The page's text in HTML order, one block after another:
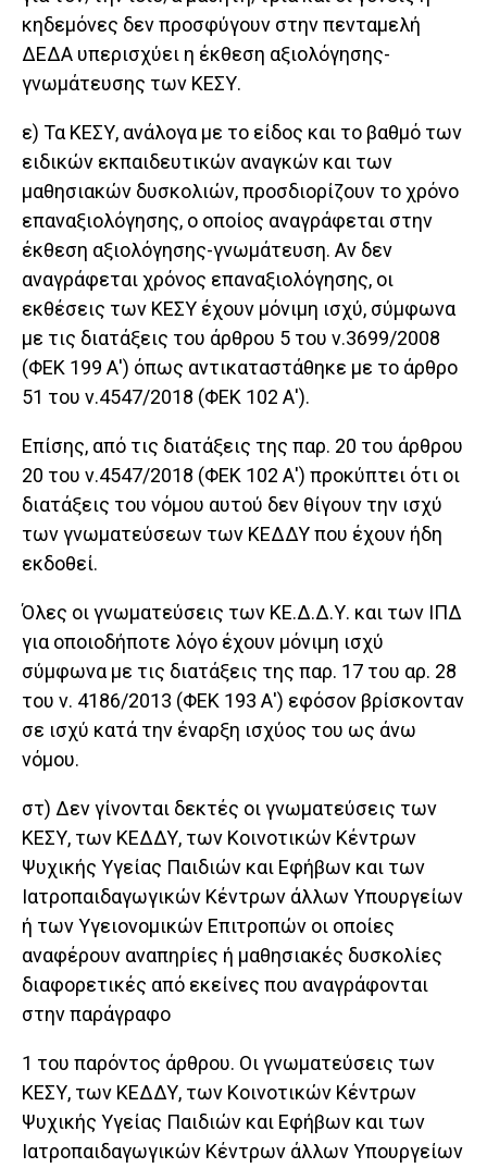
κηδεμόνες δεν προσφύγουν στην πενταμελή
ΔΕΔΑ υπερισχύει η έκθεση αξιολόγησης-
γνωμάτευσης των ΚΕΣΥ.
ε) Τα ΚΕΣΥ, ανάλογα με το είδος και το βαθμό των
ειδικών εκπαιδευτικών αναγκών και των
μαθησιακών δυσκολιών, προσδιορίζουν το χρόνο
επαναξιολόγησης, ο οποίος αναγράφεται στην
έκθεση αξιολόγησης-γνωμάτευση. Αν δεν
αναγράφεται χρόνος επαναξιολόγησης, οι
εκθέσεις των ΚΕΣΥ έχουν μόνιμη ισχύ, σύμφωνα
με τις διατάξεις του άρθρου 5 του ν.3699/2008
(ΦΕΚ 199 Α') όπως αντικαταστάθηκε με το άρθρο
51 του ν.4547/2018 (ΦΕΚ 102 Α').
Επίσης, από τις διατάξεις της παρ. 20 του άρθρου
20 του ν.4547/2018 (ΦΕΚ 102 Α') προκύπτει ότι οι
διατάξεις του νόμου αυτού δεν θίγουν την ισχύ
των γνωματεύσεων των ΚΕΔΔΥ που έχουν ήδη
εκδοθεί.
Όλες οι γνωματεύσεις των ΚΕ.Δ.Δ.Υ. και των ΙΠΔ
για οποιοδήποτε λόγο έχουν μόνιμη ισχύ
σύμφωνα με τις διατάξεις της παρ. 17 του αρ. 28
του ν. 4186/2013 (ΦΕΚ 193 Α') εφόσον βρίσκονταν
σε ισχύ κατά την έναρξη ισχύος του ως άνω
νόμου.
στ) Δεν γίνονται δεκτές οι γνωματεύσεις των
ΚΕΣΥ, των ΚΕΔΔΥ, των Κοινοτικών Κέντρων
Ψυχικής Υγείας Παιδιών και Εφήβων και των
Ιατροπαιδαγωγικών Κέντρων άλλων Υπουργείων
ή των Υγειονομικών Επιτροπών οι οποίες
αναφέρουν αναπηρίες ή μαθησιακές δυσκολίες
διαφορετικές από εκείνες που αναγράφονται
στην παράγραφο
1 του παρόντος άρθρου. Οι γνωματεύσεις των
ΚΕΣΥ, των ΚΕΔΔΥ, των Κοινοτικών Κέντρων
Ψυχικής Υγείας Παιδιών και Εφήβων και των
Ιατροπαιδαγωγικών Κέντρων άλλων Υπουργείων